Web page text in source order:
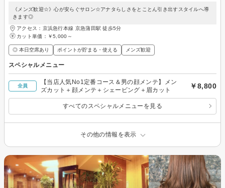
《メンズ歓迎☆》心が安らぐサロン☆アナタらしさをとことん引き出すスタイルへ導
きます◎
アクセス：京浜急行本線 京急蒲田駅 徒歩5分
カット単価： ￥5,000～
◎ 本日空席あり ポイントが貯まる・使える メンズ歓迎
スペシャルメニュー
全員
【当店人気No1定番コース＆男の顔メンテ】メン
ズカット＋顔メンテ＋シェービング＋眉カット
￥8,800
すべてのスペシャルメニューを見る
その他の情報を表示